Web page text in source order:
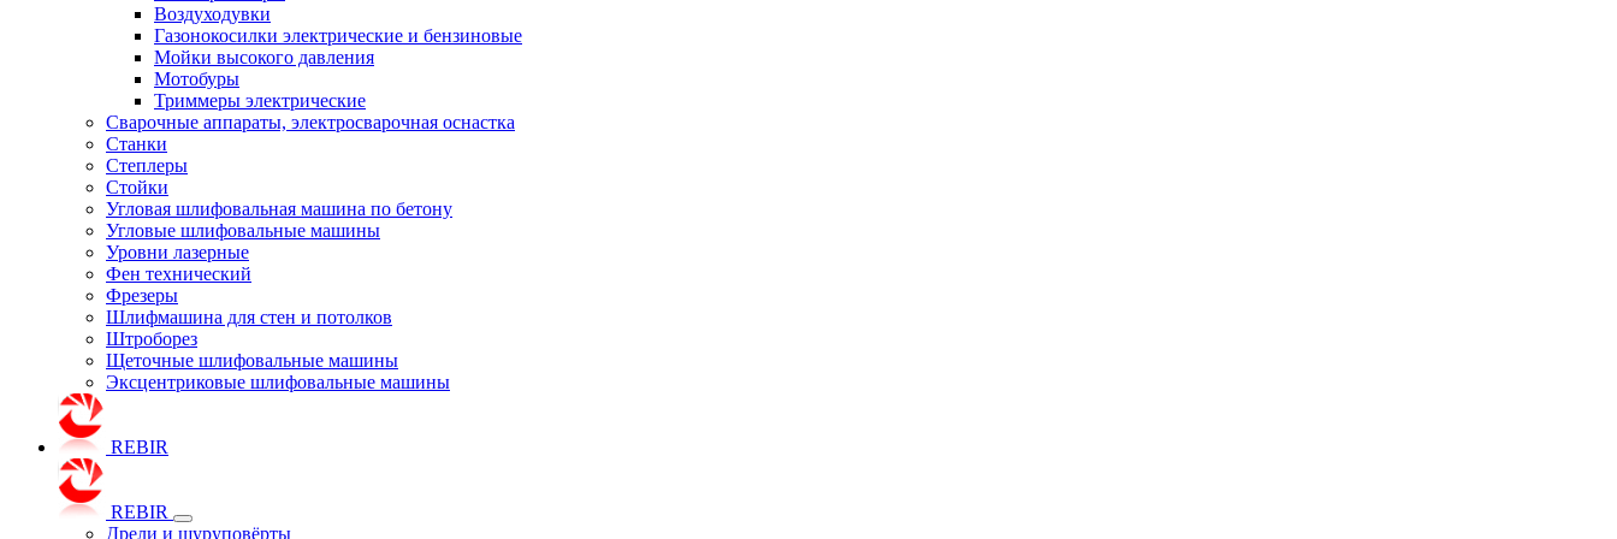
Воздуходувки
Газонокосилки электрические и бензиновые
Мойки высокого давления
Мотобуры
Триммеры электрические
Сварочные аппараты, электросварочная оснастка
Станки
Степлеры
Стойки
Угловая шлифовальная машина по бетону
Угловые шлифовальные машины
Уровни лазерные
Фен технический
Фрезеры
Шлифмашина для стен и потолков
Штроборез
Щеточные шлифовальные машины
Эксцентриковые шлифовальные машины
REBIR
REBIR
Дрели и шуруповёрты